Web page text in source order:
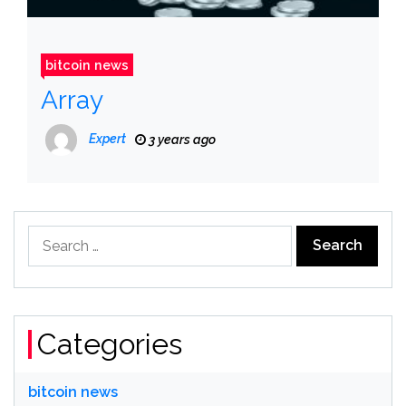
bitcoin news
Array
Expert 3 years ago
for:
Categories
bitcoin news